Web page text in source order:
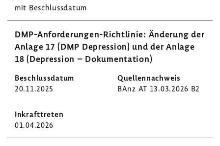
mit Beschluss­datum
DMP-​Anforderungen-Richtlinie: Ände­rung der
Anlage 17 (DMP Depres­sion) und der Anlage
18 (Depres­sion – Doku­men­ta­tion)
20.11.2025 BAnz AT 13.03.2026 B2
01.04.2026